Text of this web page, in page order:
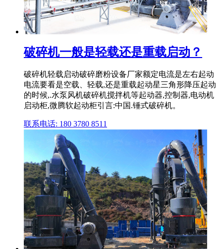
破碎机一般是轻载还是重载启动？
破碎机轻载启动破碎磨粉设备厂家额定电流是左右起动
电流要看是空载、轻载,还是重载起动星三角形降压起动
的时候,.水泵风机破碎机搅拌机等起动器,控制器,电动机
启动柜,微腾软起动柜引言:中国.锤式破碎机。
联系电话: 180 3780 8511